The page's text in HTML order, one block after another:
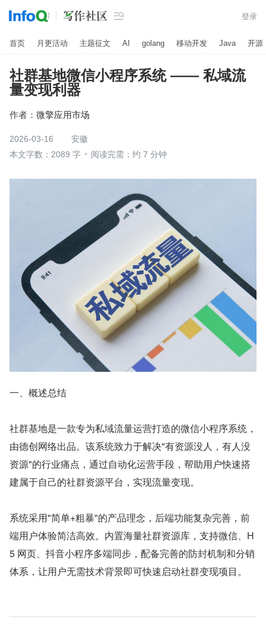
 登录
首页 月更活动 主题征文 AI golang 移动开发 Java 开源
社群基地微信小程序系统 —— 私域流
量变现利器
作者： 微擎应用市场
2026-03-16
安徽
本文字数：2089 字
阅读完需：约 7 分钟
一、概述总结
社群基地是一款专为私域流量运营打造的微信小程序系统，
由德创网络出品。该系统致力于解决"有资源没人，有人没
资源"的行业痛点，通过自动化运营手段，帮助用户快速搭
建属于自己的社群资源平台，实现流量变现。
系统采用"简单+粗暴"的产品理念，后端功能复杂完善，前
端用户体验简洁高效。内置海量社群资源库，支持微信、H
5 网页、抖音小程序多端同步，配备完善的防封机制和分销
体系，让用户无需技术背景即可快速启动社群变现项目。